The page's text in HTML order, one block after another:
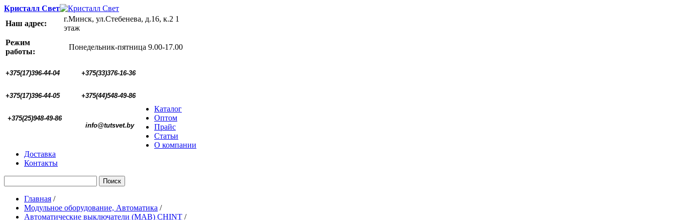
Кристалл Свет
Наш адрес:
г.Минск, ул.Стебенева, д.16, к.2 1
этаж
Режим
работы:
Понедельник-пятница 9.00-17.00
+375(17)396-44-04 +375(33)376-16-36
+375(17)396-44-05 +375(44)548-49-86
+375(25)948-49-86
  info@tutsvet.by
Каталог
Оптом
Прайс
Статьи
О компании
Доставка
Контакты
Поиск
Главная /
Модульное оборудование, Автоматика /
Автоматические выключатели (МАВ) CHINT /